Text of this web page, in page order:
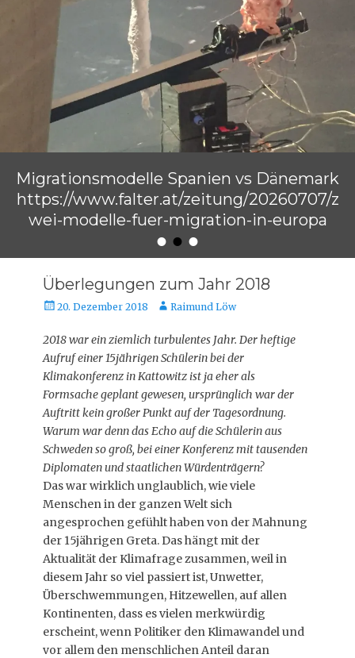
•••
Migrationsmodelle Spanien vs Dänemark
https://www.falter.at/zeitung/20260707/z
wei-modelle-fuer-migration-in-europa
Raimund Löw
Überlegungen zum Jahr 2018
Veröffentlicht
20. Dezember 2018 AutorRaimund Löw
2018 war ein ziemlich turbulentes Jahr. Der heftige
Aufruf einer 15jährigen Schülerin bei der
Klimakonferenz in Kattowitz ist ja eher als
Formsache geplant gewesen, ursprünglich war der
Auftritt kein großer Punkt auf der Tagesordnung.
Warum war denn das Echo auf die Schülerin aus
Schweden so groß, bei einer Konferenz mit tausenden
Diplomaten und staatlichen Würdenträgern?
Das war wirklich unglaublich, wie viele
Menschen in der ganzen Welt sich
angesprochen gefühlt haben von der Mahnung
der 15jährigen Greta. Das hängt mit der
Aktualität der Klimafrage zusammen, weil in
diesem Jahr so viel passiert ist, Unwetter,
Überschwemmungen, Hitzewellen, auf allen
Kontinenten, dass es vielen merkwürdig
erscheint, wenn Politiker den Klimawandel und
vor allem den menschlichen Anteil daran